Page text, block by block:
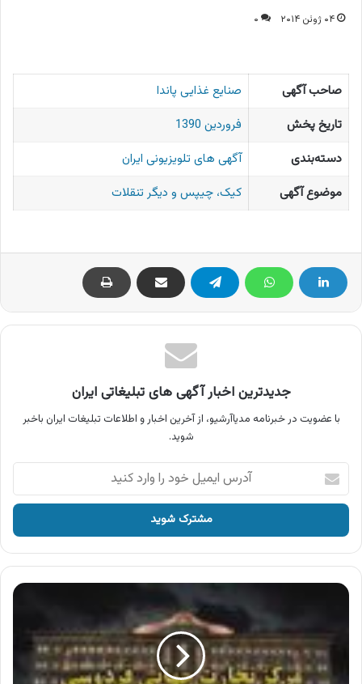
۰۴ ژوئن ۲۰۱۴ ۰
صاحب آگهی
صنایع غذایی پاندا
تاریخ پخش
فروردین 1390
دسته‌بندی
آگهی های تلویزیونی ایران
موضوع آگهی
کیک، چیپس و دیگر تنقلات
جدیدترین اخبار آگهی های تبلیغاتی ایران
با عضویت در خبرنامه مدیاآرشیو، از آخرین اخبار و اطلاعات تبلیغات ایران باخبر
شوید.
آدرس
ایمیل
خود
وارد
کنید
آگهی
فردوسی